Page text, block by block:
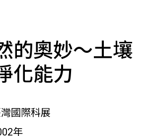
的奧妙～土壤
化能力
國際科展
年